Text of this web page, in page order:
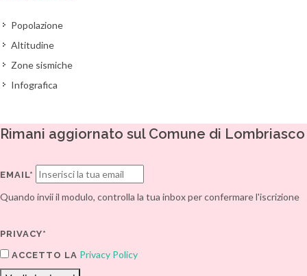
Popolazione
Altitudine
Zone sismiche
Infografica
Rimani aggiornato sul Comune di Lombriasco
EMAIL*
Quando invii il modulo, controlla la tua inbox per confermare l'iscrizione
PRIVACY*
ACCETTO LA Privacy Policy